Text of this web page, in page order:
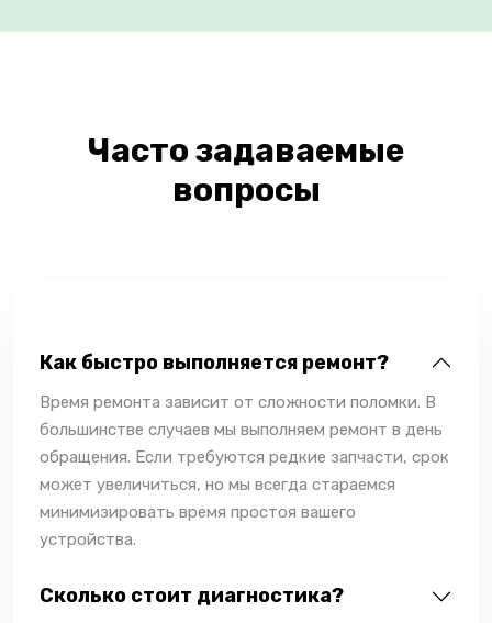
Часто задаваемые
вопросы
Как быстро выполняется ремонт?
Время ремонта зависит от сложности поломки. В
большинстве случаев мы выполняем ремонт в день
обращения. Если требуются редкие запчасти, срок
может увеличиться, но мы всегда стараемся
минимизировать время простоя вашего
устройства.
Сколько стоит диагностика?